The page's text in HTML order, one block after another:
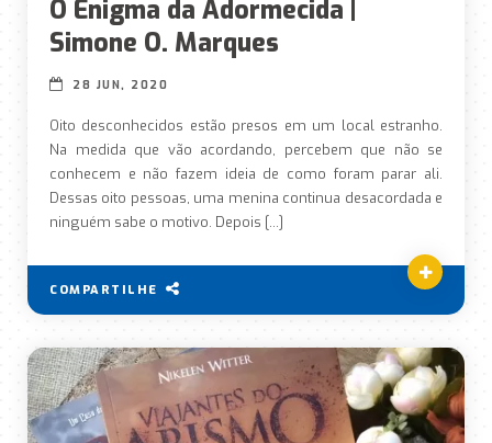
O Enigma da Adormecida |
Simone O. Marques
28 JUN, 2020
Oito desconhecidos estão presos em um local estranho.
Na medida que vão acordando, percebem que não se
conhecem e não fazem ideia de como foram parar ali.
Dessas oito pessoas, uma menina continua desacordada e
ninguém sabe o motivo. Depois […]
COMPARTILHE